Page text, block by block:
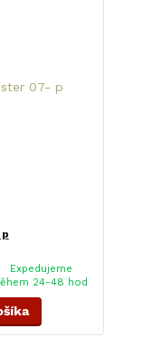
Expedujeme
24-48 hod